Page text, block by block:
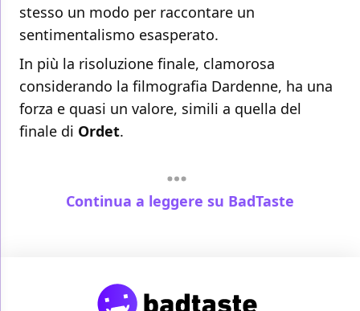
stesso un modo per raccontare un
sentimentalismo esasperato.
In più la risoluzione finale, clamorosa
considerando la filmografia Dardenne, ha una
forza e quasi un valore, simili a quella del
finale di Ordet.
Continua a leggere su BadTaste